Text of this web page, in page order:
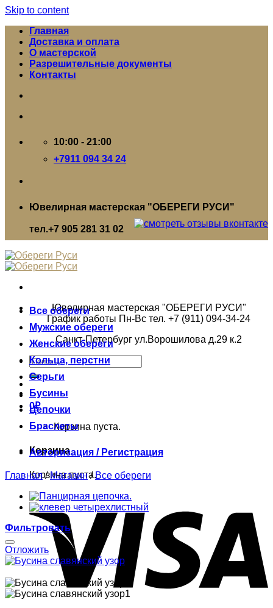
Skip to content
Главная
Доставка и оплата
О мастерской
Разрешительные документы
Контакты
10:00 - 21:00
+7911 094 34 24
Ювелирная мастерская "ОБЕРЕГИ РУСИ"
тел.+7 905 281 31 02
Ювелирная мастерская "ОБЕРЕГИ РУСИ"
График работы Пн-Вс тел. +7 (911) 094-34-24
Санкт-Петербург ул.Ворошилова д.29 к.2
0₽
Корзина пуста.
Корзина
Корзина пуста.
Все обереги
Мужские обереги
Женские обереги
Кольца, перстни
Серьги
Бусины
Цепочки
Браслеты
Авторизация / Регистрация
Главная / Магазин / Все обереги
Фильтровать
Отложить